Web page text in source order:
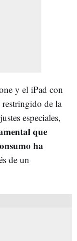
y el iPad con
de la
especiales,
que
ha
de un